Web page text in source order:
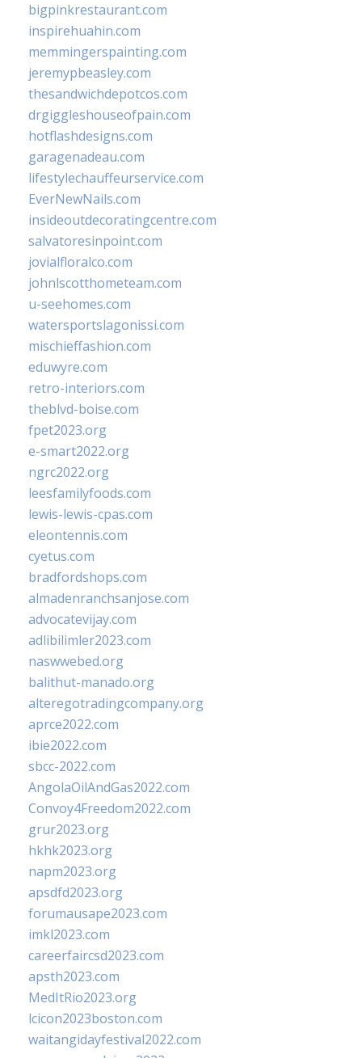
bigpinkrestaurant.com
inspirehuahin.com
memmingerspainting.com
jeremypbeasley.com
thesandwichdepotcos.com
drgiggleshouseofpain.com
hotflashdesigns.com
garagenadeau.com
lifestylechauffeurservice.com
EverNewNails.com
insideoutdecoratingcentre.com
salvatoresinpoint.com
jovialfloralco.com
johnlscotthometeam.com
u-seehomes.com
watersportslagonissi.com
mischieffashion.com
eduwyre.com
retro-interiors.com
theblvd-boise.com
fpet2023.org
e-smart2022.org
ngrc2022.org
leesfamilyfoods.com
lewis-lewis-cpas.com
eleontennis.com
cyetus.com
bradfordshops.com
almadenranchsanjose.com
advocatevijay.com
adlibilimler2023.com
naswwebed.org
balithut-manado.org
alteregotradingcompany.org
aprce2022.com
ibie2022.com
sbcc-2022.com
AngolaOilAndGas2022.com
Convoy4Freedom2022.com
grur2023.org
hkhk2023.org
napm2023.org
apsdfd2023.org
forumausape2023.com
imkl2023.com
careerfaircsd2023.com
apsth2023.com
MedItRio2023.org
lcicon2023boston.com
waitangidayfestival2022.com